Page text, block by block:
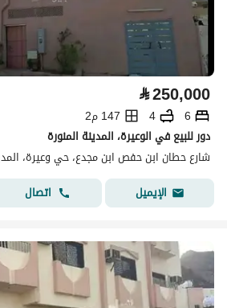
⃁250,000
6
4
147 م2
دور للبيع في الوعيرة، المدينة المنورة
شارع حطان ابن حفص ابن مجدع، حي وعيرة،
الإيميل
اتصال